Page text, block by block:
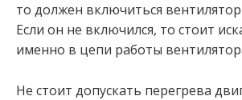
то должен включиться
Если он не включился, то стоит
именно в цепи работы
Не стоит допускать перегрева